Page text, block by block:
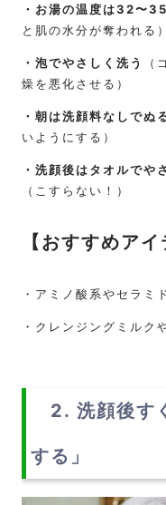
・お湯の温度は32〜
と肌の水分が奪われる）
・泡でやさしく洗う
（
燥を悪化させる）
・朝は洗顔料なしでぬ
いようにする）
・洗顔後はタオルでや
（こすらない！）
【 おすすめアイ
・アミノ酸系やセラミ
・クレンジングミルク
2. 洗顔後す
する」